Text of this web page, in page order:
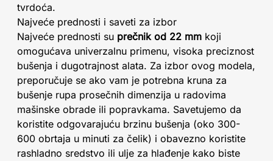
tvrdoća.
Najveće prednosti i saveti za izbor
Najveće prednosti su prečnik od 22 mm koji
omogućava univerzalnu primenu, visoka preciznost
bušenja i dugotrajnost alata. Za izbor ovog modela,
preporučuje se ako vam je potrebna kruna za
bušenje rupa prosečnih dimenzija u radovima
mašinske obrade ili popravkama. Savetujemo da
koristite odgovarajuću brzinu bušenja (oko 300-
600 obrtaja u minuti za čelik) i obavezno koristite
rashladno sredstvo ili ulje za hlađenje kako biste